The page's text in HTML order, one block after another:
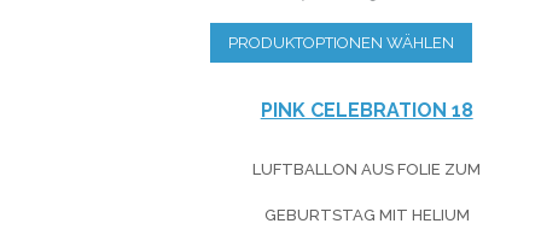
PRODUKTOPTIONEN WÄHLEN
PINK CELEBRATION 18
LUFTBALLON AUS FOLIE ZUM
GEBURTSTAG MIT HELIUM